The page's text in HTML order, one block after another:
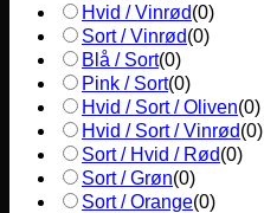
Hvid / Vinrød(0)
Sort / Vinrød(0)
Blå / Sort(0)
Pink / Sort(0)
Hvid / Sort / Oliven(0)
Hvid / Sort / Vinrød(0)
Sort / Hvid / Rød(0)
Sort / Grøn(0)
Sort / Orange(0)